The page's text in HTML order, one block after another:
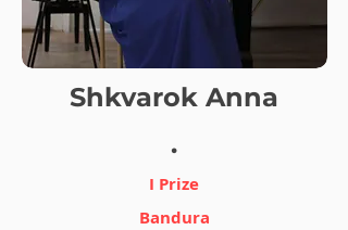
Shkvarok Anna
.
I Prize
Bandura